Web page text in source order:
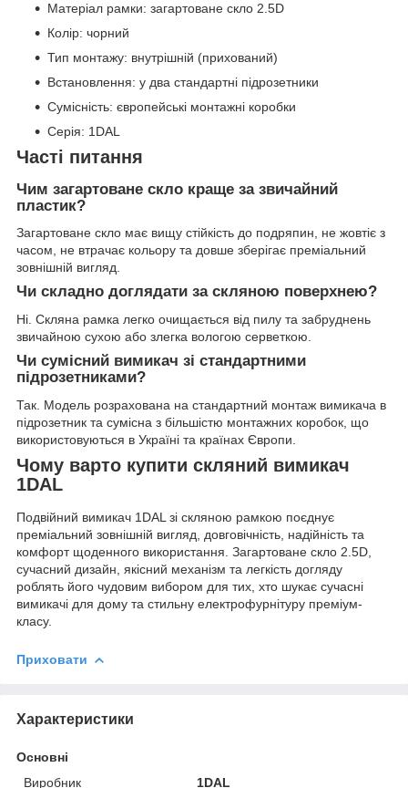
Матеріал рамки: загартоване скло 2.5D
Колір: чорний
Тип монтажу: внутрішній (прихований)
Встановлення: у два стандартні підрозетники
Сумісність: європейські монтажні коробки
Серія: 1DAL
Часті питання
Чим загартоване скло краще за звичайний
пластик?
Загартоване скло має вищу стійкість до подряпин, не жовтіє з
часом, не втрачає кольору та довше зберігає преміальний
зовнішній вигляд.
Чи складно доглядати за скляною поверхнею?
Ні. Скляна рамка легко очищається від пилу та забруднень
звичайною сухою або злегка вологою серветкою.
Чи сумісний вимикач зі стандартними
підрозетниками?
Так. Модель розрахована на стандартний монтаж вимикача в
підрозетник та сумісна з більшістю монтажних коробок, що
використовуються в Україні та країнах Європи.
Чому варто купити скляний вимикач
1DAL
Подвійний вимикач 1DAL зі скляною рамкою поєднує
преміальний зовнішній вигляд, довговічність, надійність та
комфорт щоденного використання. Загартоване скло 2.5D,
сучасний дизайн, якісний механізм та легкість догляду
роблять його чудовим вибором для тих, хто шукає сучасні
вимикачі для дому та стильну електрофурнітуру преміум-
класу.
Приховати
Характеристики
Основні
Виробник
1DAL